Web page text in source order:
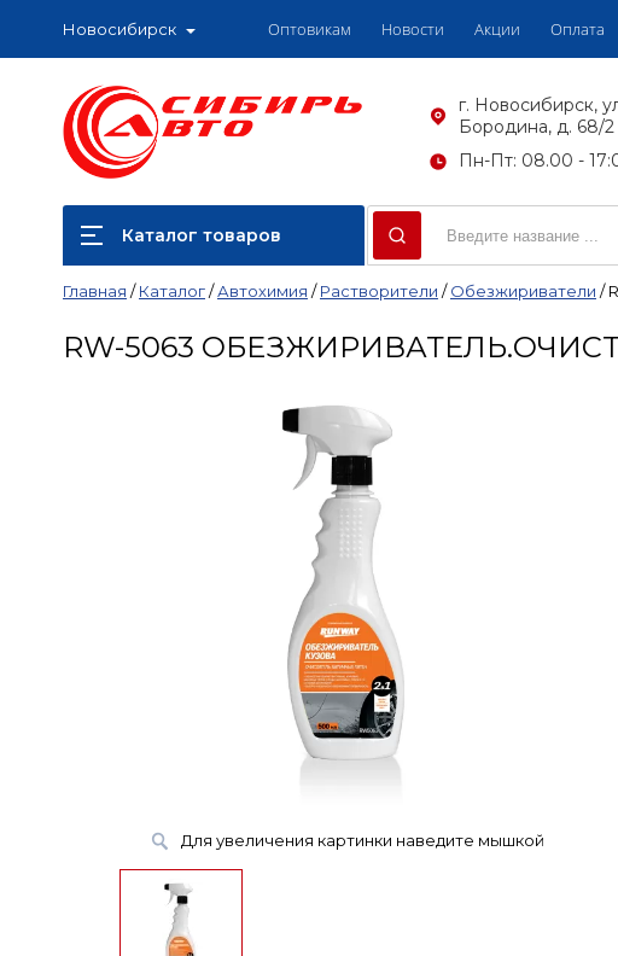
Новосибирск Оптовикам Новости Акции Оплата
г. Новосибирск,
Бородина, д. 68/2
Пн-Пт: 08.00 -
Каталог товаров
Главная /Каталог/Автохимия /Растворители /Обезжириватели /
RW-5063
Для увеличения картинки наведите мышкой